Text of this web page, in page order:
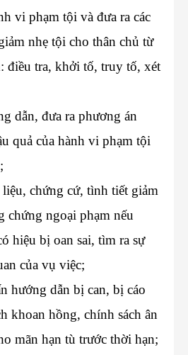
vi phạm tội và đưa ra các
nhẹ tội cho thân chủ từ
điều tra, khởi tố, truy tố, xét
dẫn, đưa ra phương án
quả của hành vi phạm tội
chứng cứ, tình tiết giảm
chứng ngoại phạm nếu
hiệu bị oan sai, tìm ra sự
của vụ việc;
hướng dẫn bị can, bị cáo
khoan hồng, chính sách ân
mãn hạn tù trước thời hạn;